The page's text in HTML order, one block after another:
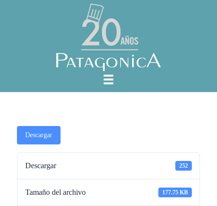
Descargar
Descargar 252
Tamaño del archivo 177.75 KB